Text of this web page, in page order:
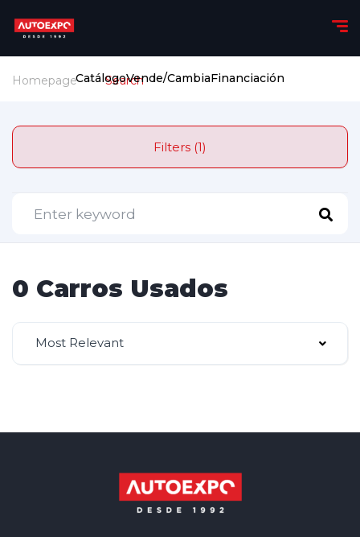
CatálogoVende/CambiaFinanciación
Homepage Search
Filters (1)
0 Carros Usados
Most Relevant